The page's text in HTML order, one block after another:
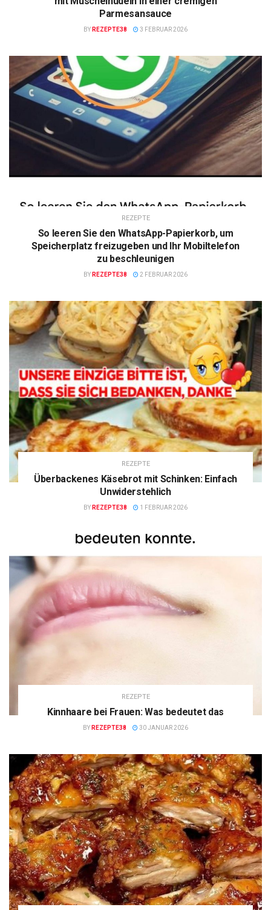
Parmesansauce
BY REZEPTE38 3 FEBRUAR 2026
REZEPTE
So leeren Sie den WhatsApp-Papierkorb, um
Speicherplatz freizugeben und Ihr Mobiltelefon
zu beschleunigen
BY REZEPTE38 2 FEBRUAR 2026
REZEPTE
Überbackenes Käsebrot mit Schinken: Einfach
Unwiderstehlich
BY REZEPTE38 1 FEBRUAR 2026
REZEPTE
Kinnhaare bei Frauen: Was bedeutet das
BY REZEPTE38 30 JANUAR 2026